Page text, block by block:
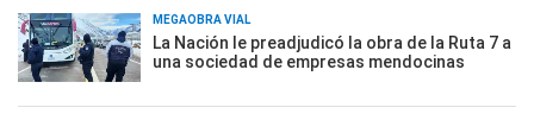
MEGAOBRA VIAL
La Nación le preadjudicó la obra de la Ruta 7 a
una sociedad de empresas mendocinas